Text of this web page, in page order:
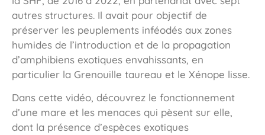
autres structures. Il avait pour objectif de
préserver les peuplements inféodés aux zones
humides de l’introduction et de la propagation
d’amphibiens exotiques envahissants, en
particulier la Grenouille taureau et le Xénope lisse.
Dans cette vidéo, découvrez le fonctionnement
d’une mare et les menaces qui pèsent sur elle,
dont la présence d’espèces exotiques